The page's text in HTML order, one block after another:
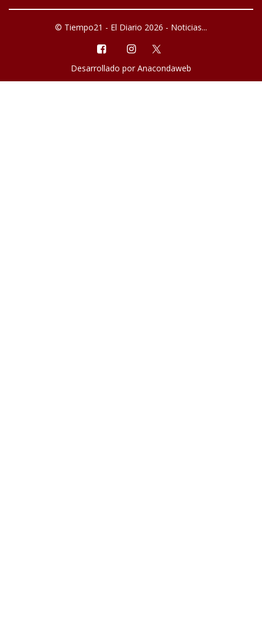
© Tiempo21 - El Diario 2026 - Noticias...
Desarrollado por Anacondaweb